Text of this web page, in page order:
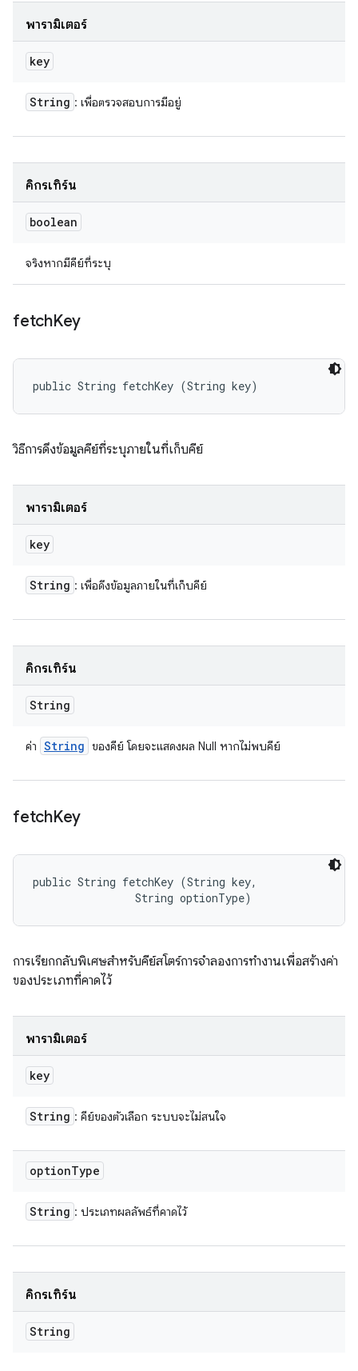
พารามิเตอร์
key
String : เพื่อตรวจสอบการมีอยู่
คิกรีเทิร์น
boolean
จริงหากมีคีย์ที่ระบุ
fetchKey
public String fetchKey (String key)
วิธีการดึงข้อมูลคีย์ที่ระบุภายในที่เก็บคีย์
พารามิเตอร์
key
String : เพื่อดึงข้อมูลภายในที่เก็บคีย์
คิกรีเทิร์น
String
ค่า String ของคีย์ โดยจะแสดงผล Null หากไม่พบคีย์
fetchKey
public String fetchKey (String key,
                String optionType)
การเรียกกลับพิเศษสําหรับคีย์สโตร์การจําลองการทํางานเพื่อสร้างค่า
ของประเภทที่คาดไว้
พารามิเตอร์
key
String : คีย์ของตัวเลือก ระบบจะไม่สนใจ
optionType
String : ประเภทผลลัพธ์ที่คาดไว้
คิกรีเทิร์น
String